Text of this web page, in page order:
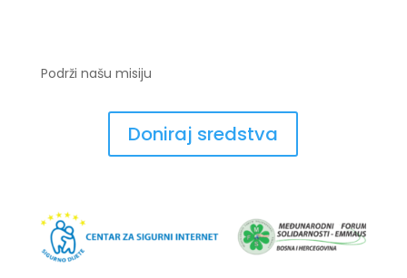
Podrži našu misiju
Doniraj sredstva